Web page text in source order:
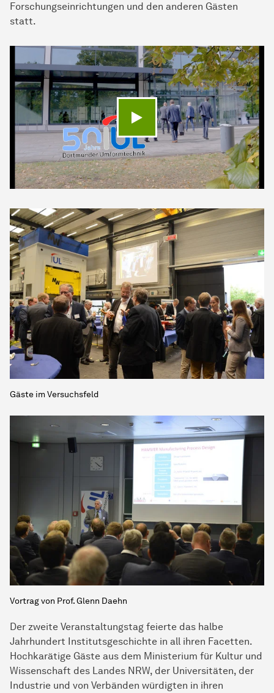
Forschungseinrichtungen und den anderen Gästen
statt.
Video abspielen
Gäste im Versuchsfeld
Vortrag von Prof. Glenn Daehn
Der zweite Veranstaltungstag feierte das halbe
Jahrhundert Institutsgeschichte in all ihren Facetten.
Hochkarätige Gäste aus dem Ministerium für Kultur und
Wissenschaft des Landes NRW, der Universitäten, der
Industrie und von Verbänden würdigten in ihren